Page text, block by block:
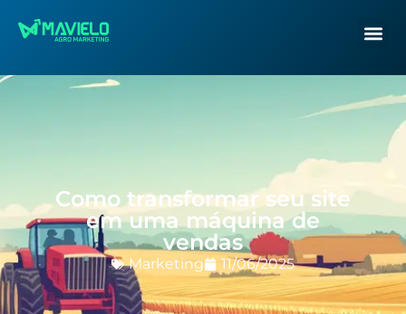
Como transformar seu site
em uma máquina de
vendas
Marketing 11/06/2025